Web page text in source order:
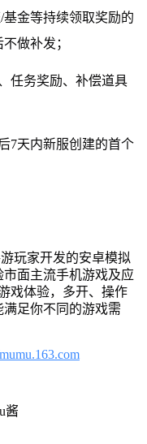
金等持续领取奖励的
做补发；
任务奖励、补偿道具
7天内新服创建的首个
玩家开发的安卓模拟
面主流手机游戏及应
戏体验，多开、操作
足你不同的游戏需
酱